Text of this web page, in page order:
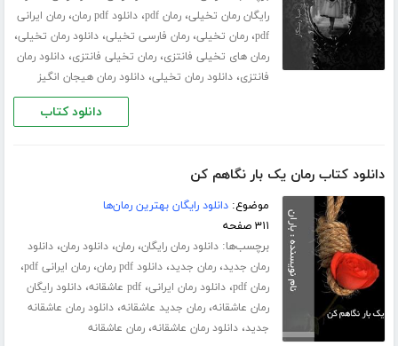
رایگان رمان تخیلی،رمان pdf ،دانلود pdf رمان ،رمان ایرانی
pdf،رمان تخیلی،رمان فارسی تخیلی،دانلود رمان تخیلی،
رمان های تخیلی فانتزی،رمان تخیلی فانتزی،دانلود رمان
فانتزی،دانلود رمان تخیلی،دانلود رمان هیجان انگیز
دانلود کتاب
دانلود کتاب رمان یک بار نگاهم کن
موضوع:دانلود رایگان بهترین رمان‌ها
۳۱۱ صفحه
برچسب‌ها:دانلود رمان رایگان،رمان،دانلود رمان،دانلود
رمان جدید،رمان جدید،دانلود pdf رمان ،رمان ایرانی pdf ،
رمان pdf ،دانلود رمان ایرانی،pdf عاشقانه ،دانلود رایگان
رمان عاشقانه،رمان جدید عاشقانه،دانلود رمان عاشقانه
جدید،دانلود رمان عاشقانه،رمان عاشقانه